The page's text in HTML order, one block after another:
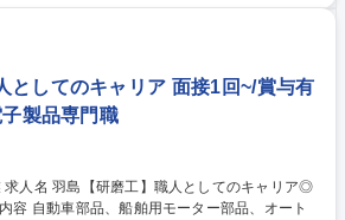
幅広い業界の製品に携わります。 ■当社の魅
入れつつも、最終的な品質を決めるのは人の手
機械オペレーターではなく、素材の特性を見極
品まで多品種の加工を行うため、一生モノの技
り環境です◎ 募集職種 【大阪/転勤
品モノで職人技を磨く/航空宇宙部品等
としてのキャリア 面接1回~/賞与有
製品専門職
◎